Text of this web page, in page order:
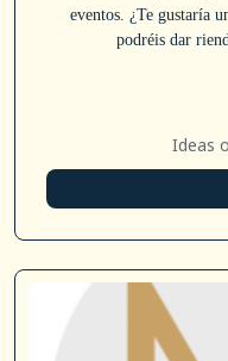
eventos. ¿Te gustaría
podréis dar
Ideas